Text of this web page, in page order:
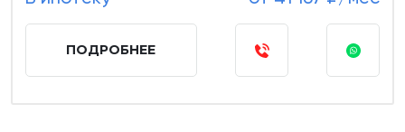
ПОДРОБНЕЕ